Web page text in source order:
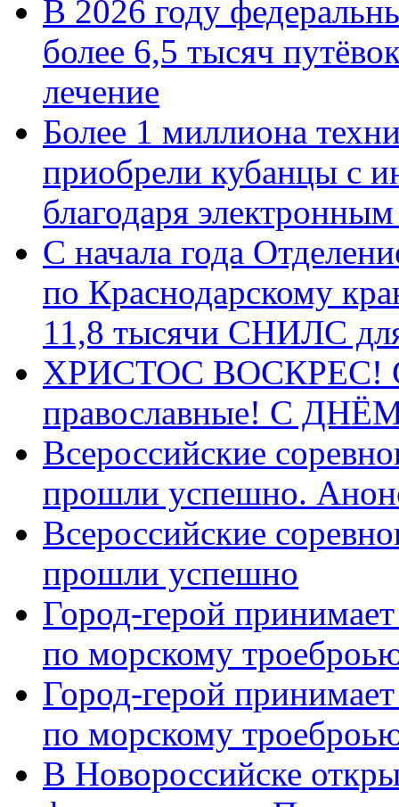
В 2026 году
более 6,5 тысяч
лечение
Более 1 миллиона
приобрели кубанцы с
благодаря
С начала года
по Краснодарскому
11,8 тысячи СНИЛС
ХРИСТОС ВОСКРЕС! С
православные! C
Всероссийские
прошли успешно.
Всероссийские
прошли успешно
Город-герой
по морскому
Город-герой
по морскому
В Новороссийске